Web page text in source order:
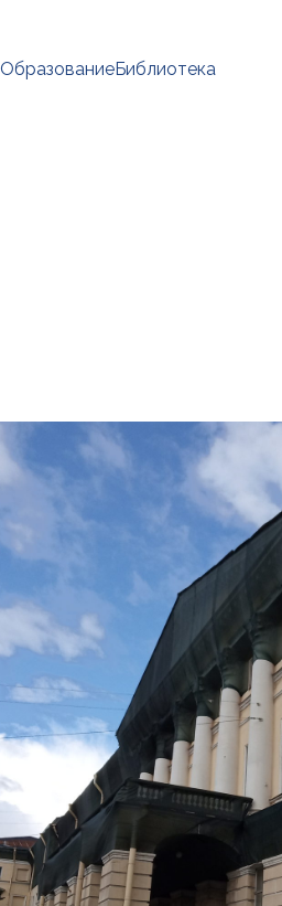
ОбразованиеБиблиотека